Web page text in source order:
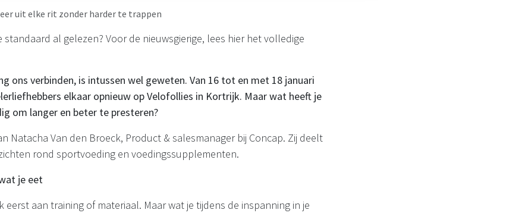
uit elke rit zonder harder te trappen
standaard al gelezen? Voor de nieuwsgierige, lees hier het volledige
ons verbinden, is intussen wel geweten. Van 16 tot en met 18 januari
elkaar opnieuw op Velofollies in Kortrijk. Maar wat heeft je
om langer en beter te presteren?
Natacha Van den Broeck, Product & salesmanager bij Concap. Zij deelt
rond sportvoeding en voedingssupplementen.
je eet
eerst aan training of materiaal. Maar wat je tijdens de inspanning in je